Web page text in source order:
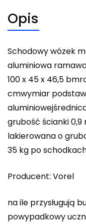
Opis
Schodowy wózek
aluminiowa
100 x 45 x 46,5
cmwymiar
grubość ścianki
lakierowana o
35 kg po
Producent: Vorel
na ile przysługują
powypadkowy